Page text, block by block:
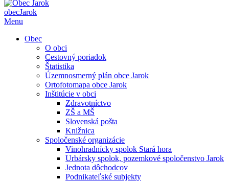
obecJarok
Menu
Obec
O obci
Cestovný poriadok
Štatistika
Územnosmerný plán obce Jarok
Ortofotomapa obce Jarok
Inštitúcie v obci
Zdravotníctvo
ZŠ a MŠ
Slovenská pošta
Knižnica
Spoločenské organizácie
Vinohradnícky spolok Stará hora
Urbársky spolok, pozemkové spoločenstvo Jarok
Jednota dôchodcov
Podnikateľské subjekty